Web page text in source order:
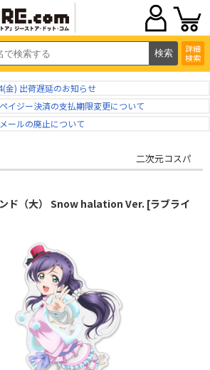
詳細
検索
金) 出荷遅延のお知らせ
イジー決済の支払期限変更について
ールの廃止について
二次元コスパ
ド（大） Snow halation Ver. [ラブライ